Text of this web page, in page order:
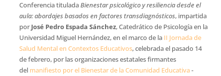
Conferencia tituladaBienestar psicológico y resiliencia desde el
aula: abordajes basados en factores transdiagnósticos, impartida
porJosé Pedro Espada Sánchez, Catedrático de Psicología en la
Universidad Miguel Hernández, en el marco de la II Jornada de
Salud Mental en Contextos Educativos, celebrada el pasado 14
de febrero, por las organizaciones estatales firmantes
del manifiesto por el Bienestar de la Comunidad Educativa-